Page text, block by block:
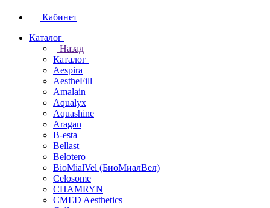
Кабинет
Каталог
Назад
Каталог
Aespira
AestheFill
Amalain
Aqualyx
Aquashine
Aragan
B-esta
Bellast
Belotero
BioMialVel (БиоМиалВел)
Celosome
CHAMRYN
CMED Aesthetics